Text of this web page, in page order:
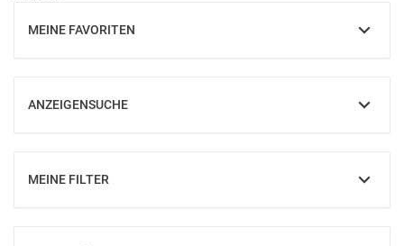
MEINE FAVORITEN
EINBLENDEN
ANZEIGENSUCHE
EINBLENDEN
MEINE FILTER
EINBLENDEN